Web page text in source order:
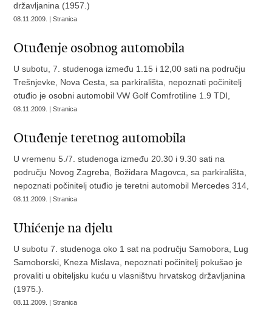
državljanina (1957.)
08.11.2009. | Stranica
Otuđenje osobnog automobila
U subotu, 7. studenoga između 1.15 i 12,00 sati na području
Trešnjevke, Nova Cesta, sa parkirališta, nepoznati počinitelj
otuđio je osobni automobil VW Golf Comfrotiline 1.9 TDI,
08.11.2009. | Stranica
Otuđenje teretnog automobila
U vremenu 5./7. studenoga između 20.30 i 9.30 sati na
području Novog Zagreba, Božidara Magovca, sa parkirališta,
nepoznati počinitelj otuđio je teretni automobil Mercedes 314,
08.11.2009. | Stranica
Uhićenje na djelu
U subotu 7. studenoga oko 1 sat na području Samobora, Lug
Samoborski, Kneza Mislava, nepoznati počinitelj pokušao je
provaliti u obiteljsku kuću u vlasništvu hrvatskog državljanina
(1975.).
08.11.2009. | Stranica